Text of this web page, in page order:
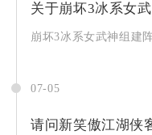
崩坏3冰系女武神组建
07-05